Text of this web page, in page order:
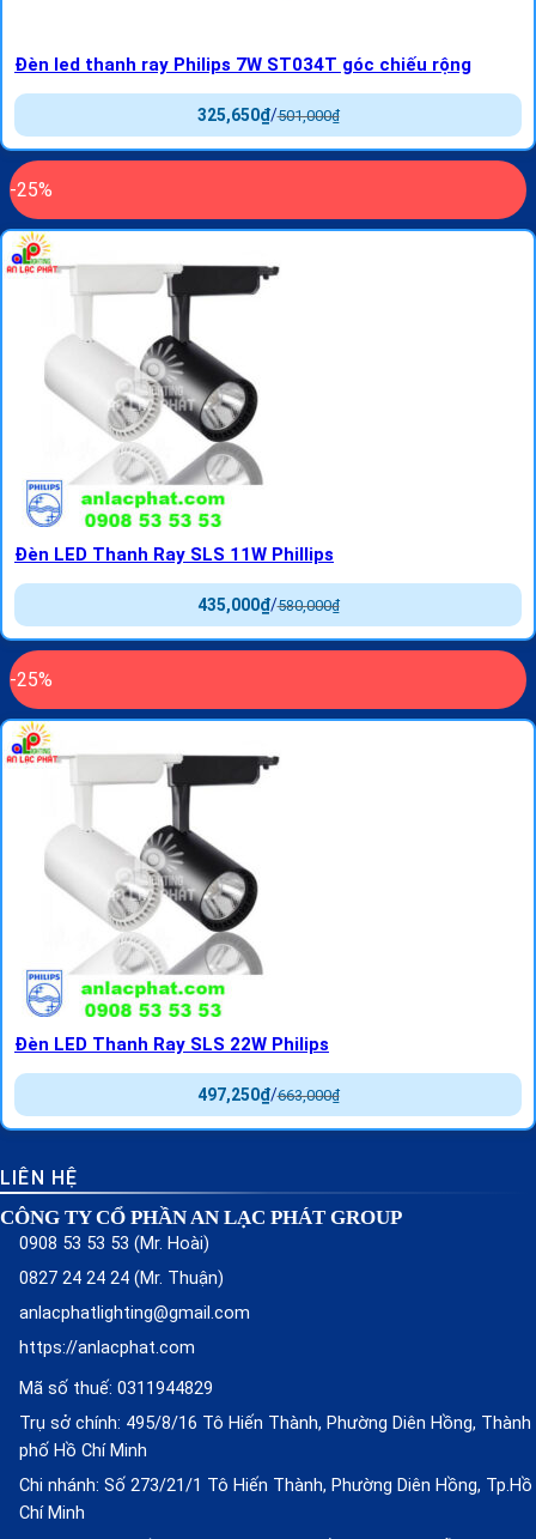
Đèn led thanh ray Philips 7W ST034T góc chiếu rộng
501,000₫
/
325,650₫
-25%
Đèn LED Thanh Ray SLS 11W Phillips
580,000₫
/
435,000₫
-25%
Đèn LED Thanh Ray SLS 22W Philips
663,000₫
/
497,250₫
LIÊN HỆ
CÔNG TY CỔ PHẦN AN LẠC PHÁT GROUP
0908 53 53 53 (Mr. Hoài)
0827 24 24 24 (Mr. Thuận)
anlacphatlighting@gmail.com
https://anlacphat.com
Mã số thuế: 0311944829
Trụ sở chính: 495/8/16 Tô Hiến Thành, Phường Diên Hồng, Thành
phố Hồ Chí Minh
Chi nhánh: Số 273/21/1 Tô Hiến Thành, Phường Diên Hồng, Tp.Hồ
Chí Minh